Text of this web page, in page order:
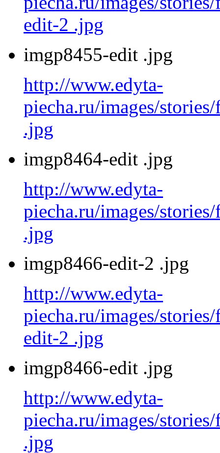
edit-2 .jpg
imgp8455-edit .jpg
http://www.edyta-
piecha.ru/images/
.jpg
imgp8464-edit .jpg
http://www.edyta-
piecha.ru/images/
.jpg
imgp8466-edit-2 .jpg
http://www.edyta-
piecha.ru/images/
edit-2 .jpg
imgp8466-edit .jpg
http://www.edyta-
piecha.ru/images/
.jpg